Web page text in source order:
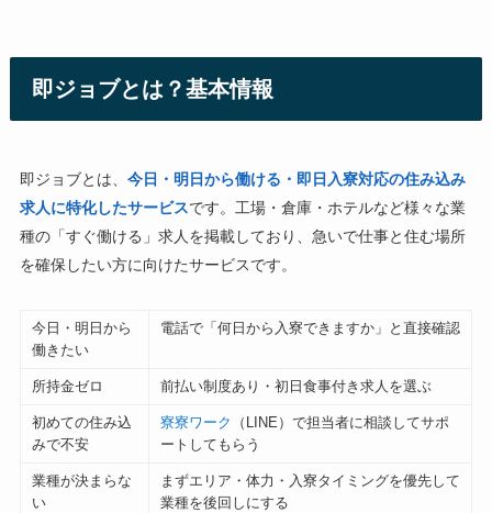
即ジョブとは？基本情報
即ジョブとは、 今日・明日から働ける・即日入寮対応の住み込み
求人に特化したサービスです。工場・倉庫・ホテルなど様々な業
種の「すぐ働ける」求人を掲載しており、急いで仕事と住む場所
を確保したい方に向けたサービスです。
今日・明日から
働きたい
電話で「何日から入寮できますか」と直接確認
所持金ゼロ 前払い制度あり・初日食事付き求人を選ぶ
初めての住み込
みで不安
寮寮ワーク
（LINE）で担当者に相談してサポ
ートしてもらう
業種が決まらな
い
まずエリア・体力・入寮タイミングを優先して
業種を後回しにする